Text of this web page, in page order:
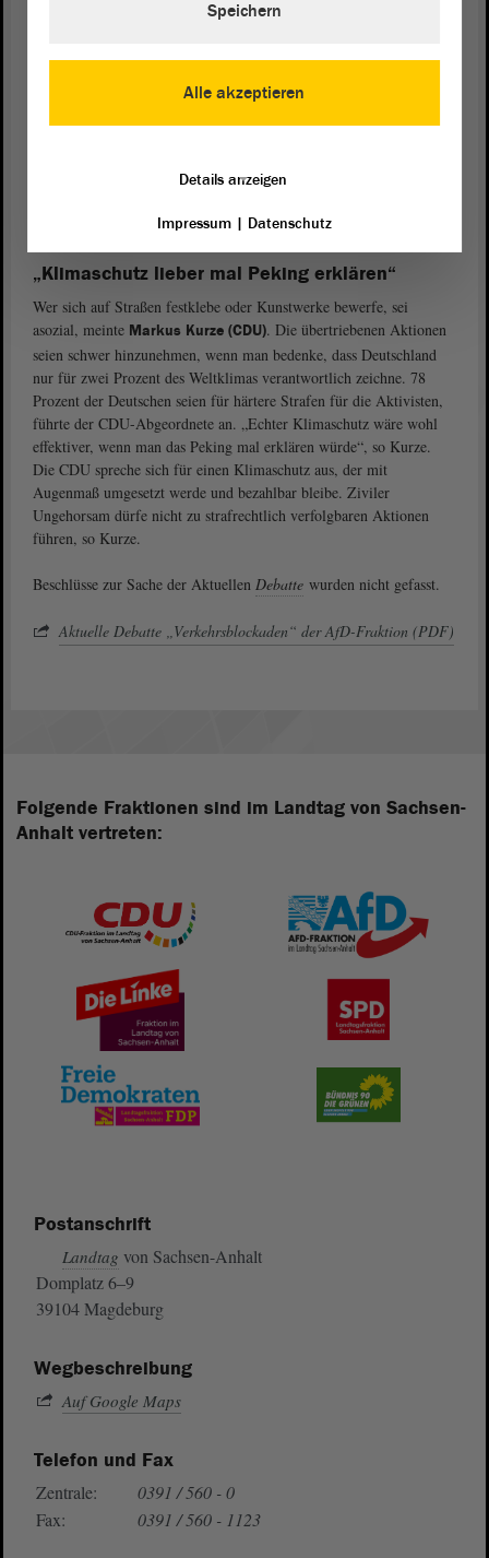
verunglimpft, kritisierte Striegel. Das Versammlungsrecht gelte
diese Aktionen strafrechtlich relevant seien, müssten die zuständigen
Gerichte klären und nicht etwa ein „Volkstribunal aus Bild-TV,
kommunikativ am Ziel vorbei. Dennoch sei (wie bei einer der
Euro-Tickets Aktivismus, aber beileibe kein Terrorismus.
„Klimaschutz lieber mal Peking erklären“
Wer sich auf Straßen festklebe oder Kunstwerke bewerfe, sei
asozial, meinte Markus Kurze (CDU). Die übertriebenen Aktionen
seien schwer hinzunehmen, wenn man bedenke, dass Deutschland
nur für zwei Prozent des Weltklimas verantwortlich zeichne. 78
Prozent der Deutschen seien für härtere Strafen für die Aktivisten,
führte der CDU-Abgeordnete an. „Echter Klimaschutz wäre wohl
effektiver, wenn man das Peking mal erklären würde“, so Kurze.
Die CDU spreche sich für einen Klimaschutz aus, der mit
Augenmaß umgesetzt werde und bezahlbar bleibe. Ziviler
Ungehorsam dürfe nicht zu strafrechtlich verfolgbaren Aktionen
führen, so Kurze.
Beschlüsse zur Sache der Aktuellen Debatte wurden nicht gefasst.
Aktuelle Debatte „Verkehrsblockaden“ der AfD-Fraktion (PDF)
Folgende Fraktionen sind im Landtag von Sachsen-
Anhalt vertreten:
Postanschrift
Landtag von Sachsen-Anhalt
Domplatz 6–9
39104 Magdeburg
Wegbeschreibung
Auf Google Maps
Telefon und Fax
Zentrale:
0391 / 560 - 0
Fax:
0391 / 560 - 1123
Alle akzeptieren
Speichern
Details anzeigen
Impressum| Datenschutz